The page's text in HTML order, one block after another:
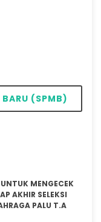
BARU (SPMB)
MENGECEK
AKHIR SELEKSI
PALU T.A